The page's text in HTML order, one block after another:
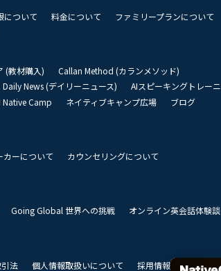
について 料金について
ファミリープランについて
(教材購入)
Callan Method (カランメソッド)
Daily News (デイリーニュース)
AIスピーキングトレー
Native Camp ネイティブキャンプ広場
ブログ
カーについて
カウンセリングについて
Going Global 世界への挑戦
オンライン英会話体験談
法 個人情報取扱いについて 採用情報 私達の